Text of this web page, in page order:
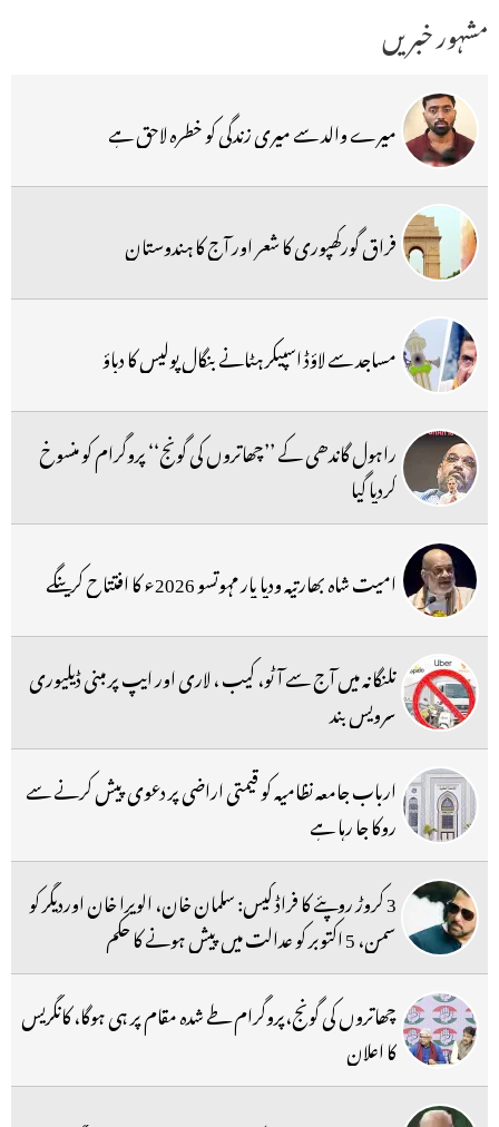
مشہور خبریں
میرے والد سے میری زندگی کو خطرہ لاحق ہے
فراق گورکھپوری کا شعر اور آج کا ہندوستان
مساجد سے لاؤڈ اسپیکر ہٹانے بنگال پولیس کا دباؤ
راہول گاندھی کے ’’چھاتروں کی گونج‘‘ پروگرام کو منسوخ
کردیا گیا
امیت شاہ بھارتیہ ودیا پار مہوتسو 2026ء کا افتتاح کرینگے
تلنگانہ میں آج سے آٹو، کیب ، لاری اور ایپ پر مبنی ڈیلیوری
سرویس بند
ارباب جامعہ نظامیہ کو قیمتی اراضی پر دعوی پیش کرنے سے
روکا جا رہا ہے
3 کروڑ روپئے کا فراڈ کیس: سلمان خان، الویرا خان اوردیگر کو
سمن، 5 اکتوبر کو عدالت میں پیش ہونے کا حکم
چھاتروں کی گونج،پروگرام طے شدہ مقام پر ہی ہوگا، کانگریس
کا اعلان